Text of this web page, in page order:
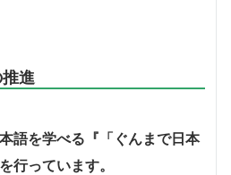
進
語を学べる『「ぐんまで日本
行っています。